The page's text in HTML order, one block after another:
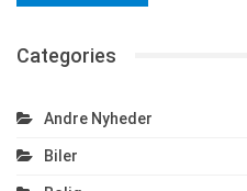
Categories
Andre Nyheder
Biler